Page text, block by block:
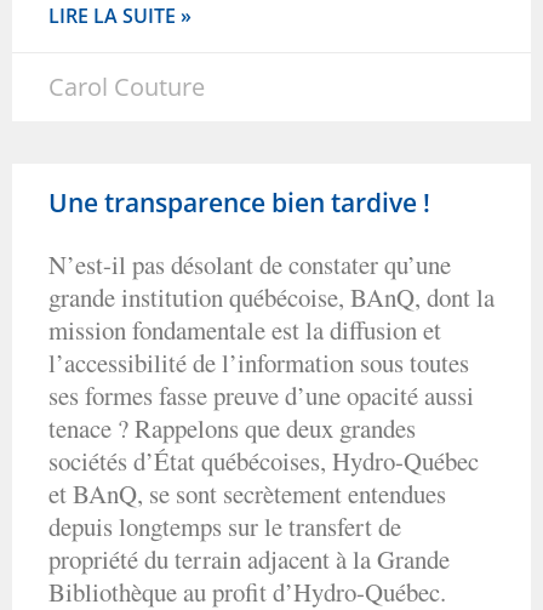
LIRE LA SUITE »
Carol Couture
Une transparence bien tardive !
N’est-il pas désolant de constater qu’une
grande institution québécoise, BAnQ, dont la
mission fondamentale est la diffusion et
l’accessibilité de l’information sous toutes
ses formes fasse preuve d’une opacité aussi
tenace ? Rappelons que deux grandes
sociétés d’État québécoises, Hydro-Québec
et BAnQ, se sont secrètement entendues
depuis longtemps sur le transfert de
propriété du terrain adjacent à la Grande
Bibliothèque au profit d’Hydro-Québec.